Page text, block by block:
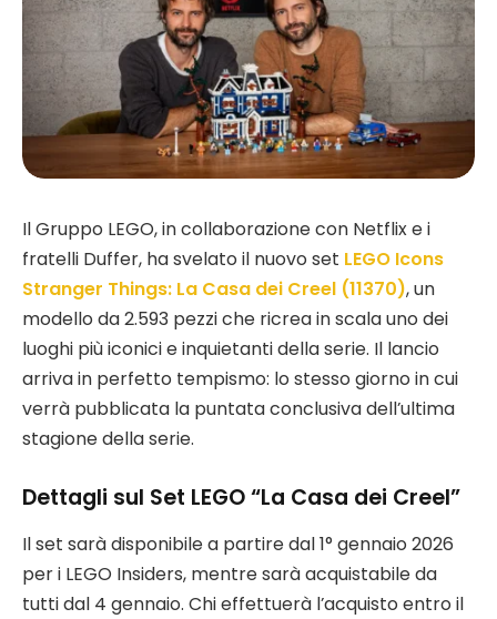
Il Gruppo LEGO, in collaborazione con Netflix e i
fratelli Duffer, ha svelato il nuovo set LEGO Icons
Stranger Things: La Casa dei Creel (11370), un
modello da 2.593 pezzi che ricrea in scala uno dei
luoghi più iconici e inquietanti della serie. Il lancio
arriva in perfetto tempismo: lo stesso giorno in cui
verrà pubblicata la puntata conclusiva dell’ultima
stagione della serie.
Dettagli sul Set LEGO “La Casa dei Creel”
Il set sarà disponibile a partire dal 1° gennaio 2026
per i LEGO Insiders, mentre sarà acquistabile da
tutti dal 4 gennaio. Chi effettuerà l’acquisto entro il